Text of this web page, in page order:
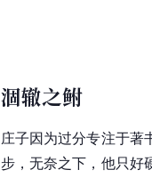
涸辙之鲋
庄子因为过分专注于著
步，无奈之下，他只好